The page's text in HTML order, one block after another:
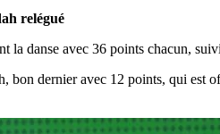
relégué
la danse avec 36 points chacun,
bon dernier avec 12 points, qui